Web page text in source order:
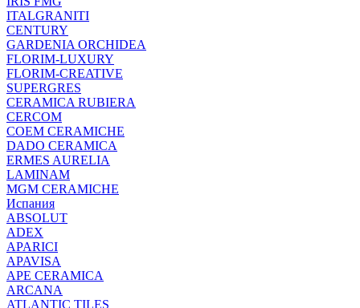
ITALGRANITI
CENTURY
GARDENIA ORCHIDEA
FLORIM-LUXURY
FLORIM-CREATIVE
SUPERGRES
CERAMICA RUBIERA
CERCOM
COEM CERAMICHE
DADO CERAMICA
ERMES AURELIA
LAMINAM
MGM CERAMICHE
Испания
ABSOLUT
ADEX
APARICI
APAVISA
APE CERAMICA
ARCANA
ATLANTIC TILES